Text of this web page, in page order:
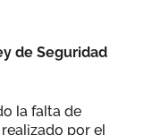
de Seguridad
la falta de
por el